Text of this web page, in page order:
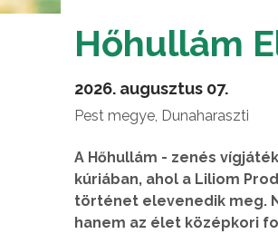
Hőhullám
2026. augusztus 07.
Pest megye, Dunaharaszti
A Hőhullám - zenés
kúriában, ahol a Liliom
történet elevenedik meg.
hanem az élet középkori